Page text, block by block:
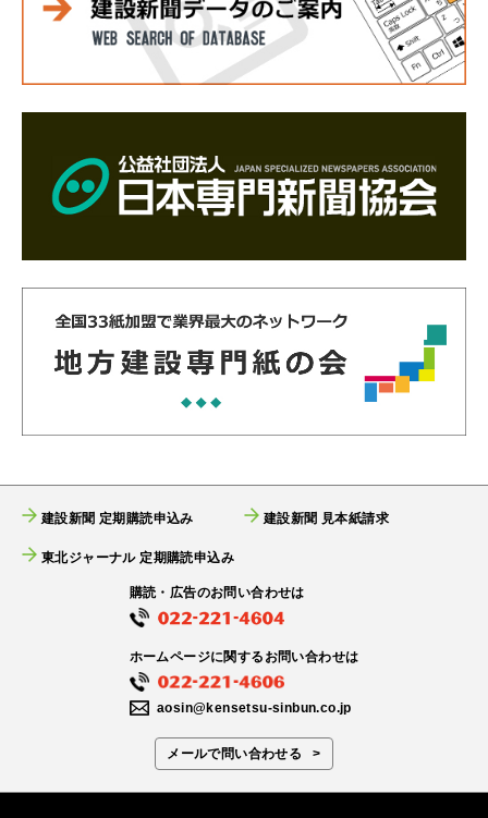
建設新聞 定期購読申込み 建設新聞 見本紙請求
東北ジャーナル 定期購読申込み
購読・広告のお問い合わせは
ホームページに関するお問い合わせは
aosin@kensetsu-sinbun.co.jp
メールで問い合わせる